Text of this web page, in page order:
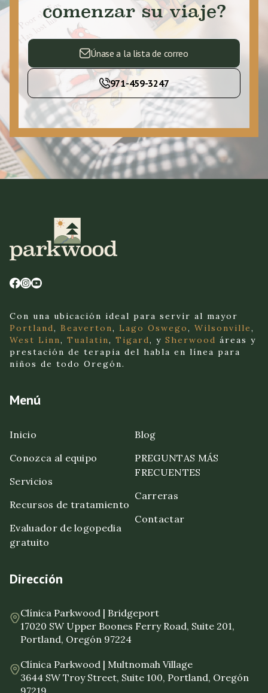
comenzar su viaje?
Únase a la lista de correo
971-459-3247
Con una ubicación ideal para servir al mayor
Portland, Beaverton, Lago Oswego, Wilsonville,
West Linn, Tualatin, Tigard, y Sherwood áreas y
prestación de terapia del habla en línea para
niños de todo Oregón.
Menú
Inicio
Conozca al equipo
Servicios
Recursos de tratamiento
Evaluador de logopedia
gratuito
Blog
PREGUNTAS MÁS
FRECUENTES
Carreras
Contactar
Dirección
Clínica Parkwood | Bridgeport
17020 SW Upper Boones Ferry Road, Suite 201,
Portland, Oregón 97224
Clínica Parkwood | Multnomah Village
3644 SW Troy Street, Suite 100, Portland, Oregón
97219